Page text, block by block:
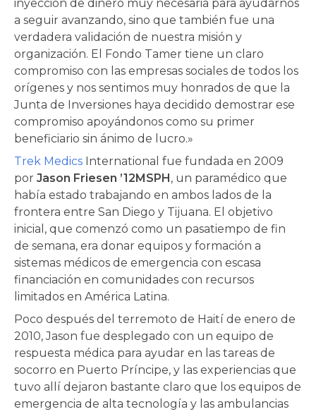
inyección de dinero muy necesaria para ayudarnos
a seguir avanzando, sino que también fue una
verdadera validación de nuestra misión y
organización. El Fondo Tamer tiene un claro
compromiso con las empresas sociales de todos los
orígenes y nos sentimos muy honrados de que la
Junta de Inversiones haya decidido demostrar ese
compromiso apoyándonos como su primer
beneficiario sin ánimo de lucro.»
Trek Medics International fue fundada en 2009
por Jason Friesen ’12MSPH , un paramédico que
había estado trabajando en ambos lados de la
frontera entre San Diego y Tijuana. El objetivo
inicial, que comenzó como un pasatiempo de fin
de semana, era donar equipos y formación a
sistemas médicos de emergencia con escasa
financiación en comunidades con recursos
limitados en América Latina.
Poco después del terremoto de Haití de enero de
2010, Jason fue desplegado con un equipo de
respuesta médica para ayudar en las tareas de
socorro en Puerto Príncipe, y las experiencias que
tuvo allí dejaron bastante claro que los equipos de
emergencia de alta tecnología y las ambulancias